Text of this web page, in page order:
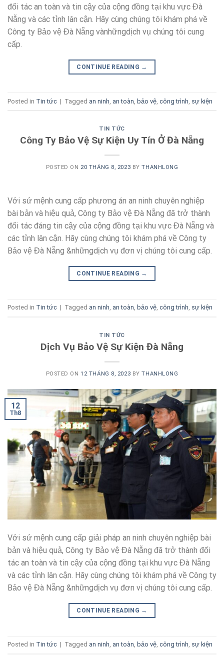
đối tác an toàn và tin cậy của cộng đồng tại khu vực Đà
Nẵng và các tỉnh lân cận. Hãy cùng chúng tôi khám phá về
Công ty Bảo vệ Đà Nẵng vànhữngdịch vụ chúng tôi cung
cấp.
CONTINUE READING →
Posted in Tin tức | Tagged an ninh an toàn bảo vệ công trình sự kiện
TIN TỨC
Công Ty Bảo Vệ Sự Kiện Uy Tín Ở Đà Nẵng
POSTED ON 20 THÁNG 8, 2023 BYTHANHLONG
Với sứ mệnh cung cấp phương án an ninh chuyên nghiệp
bài bản và hiệu quả, Công ty Bảo vệ Đà Nẵng đã trở thành
đối tác đáng tin cậy của cộng đồng tại khu vực Đà Nẵng và
các tỉnh lân cận. Hãy cùng chúng tôi khám phá về Công ty
Bảo vệ Đà Nẵng &nhữngdịch vụ đơn vị chúng tôi cung cấp.
CONTINUE READING →
Posted in Tin tức | Tagged an ninh, an toàn, bảo vệ, công trình, sự kiện
TIN TỨC
Dịch Vụ Bảo Vệ Sự Kiện Đà Nẵng
POSTED ON12 THÁNG 8, 2023 BYTHANHLONG
12
Th8
Với sứ mệnh cung cấp giải pháp an ninh chuyên nghiệp bài
bản và hiệu quả, Công ty Bảo vệ Đà Nẵng đã trở thành đối
tác an toàn và tin cậy của cộng đồng tại khu vực Đà Nẵng
và các tỉnh lân cận. Hãy cùng chúng tôi khám phá về Công ty
Bảo vệ Đà Nẵng &nhữngdịch vụ đơn vị chúng tôi cung cấp.
CONTINUE READING →
Posted in Tin tức | Tagged an ninh, an toàn, bảo vệ, công trình, sự kiện